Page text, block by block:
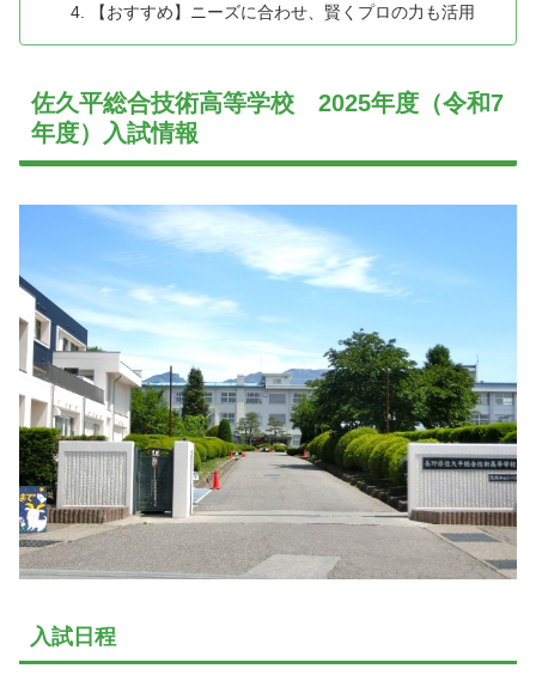
【おすすめ】ニーズに合わせ、賢くプロの力も活用
佐久平総合技術高等学校 2025年度（令和7
年度）入試情報
入試日程